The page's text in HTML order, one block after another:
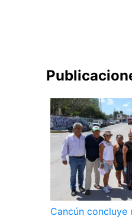
Cancún concluye